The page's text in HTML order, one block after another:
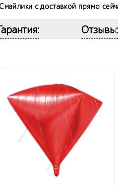
с доставкой прямо
Отзывы: